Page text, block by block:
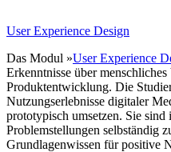
User Experience Design
Das Modul »User Experience
Erkenntnisse über
Produktentwicklung. Die
Nutzungserlebnisse digitaler
prototypisch umsetzen. Sie
Problemstellungen selbständig
Grundlagenwissen für positive